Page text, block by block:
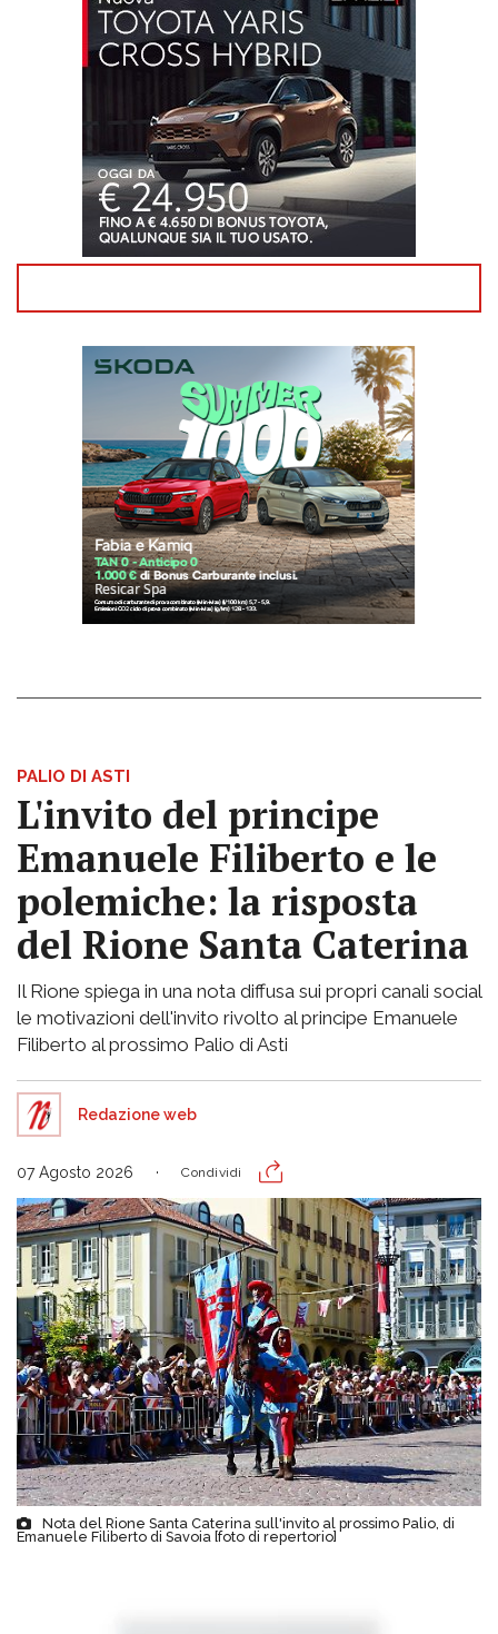
PALIO DI ASTI
L'invito del principe
Emanuele Filiberto e le
polemiche: la risposta
del Rione Santa Caterina
Il Rione spiega in una nota diffusa sui propri canali social
le motivazioni dell'invito rivolto al principe Emanuele
Filiberto al prossimo Palio di Asti
Redazione web
07 Agosto 2026 Condividi
Nota del Rione Santa Caterina sull'invito al prossimo Palio, di
Emanuele Filiberto di Savoia [foto di repertorio]